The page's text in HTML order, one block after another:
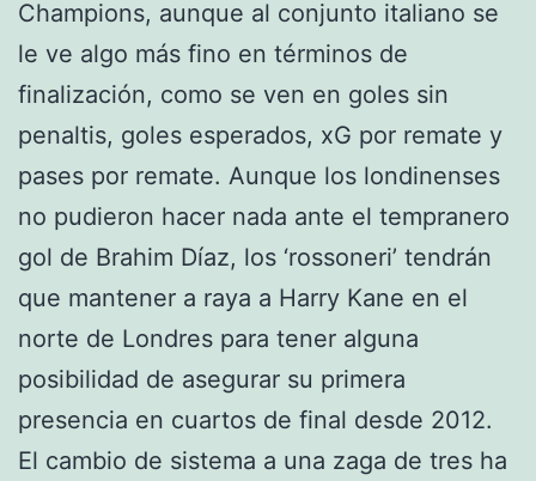
Champions, aunque al conjunto italiano se
le ve algo más fino en términos de
finalización, como se ven en goles sin
penaltis, goles esperados, xG por remate y
pases por remate. Aunque los londinenses
no pudieron hacer nada ante el tempranero
gol de Brahim Díaz, los ‘rossoneri’ tendrán
que mantener a raya a Harry Kane en el
norte de Londres para tener alguna
posibilidad de asegurar su primera
presencia en cuartos de final desde 2012.
El cambio de sistema a una zaga de tres ha